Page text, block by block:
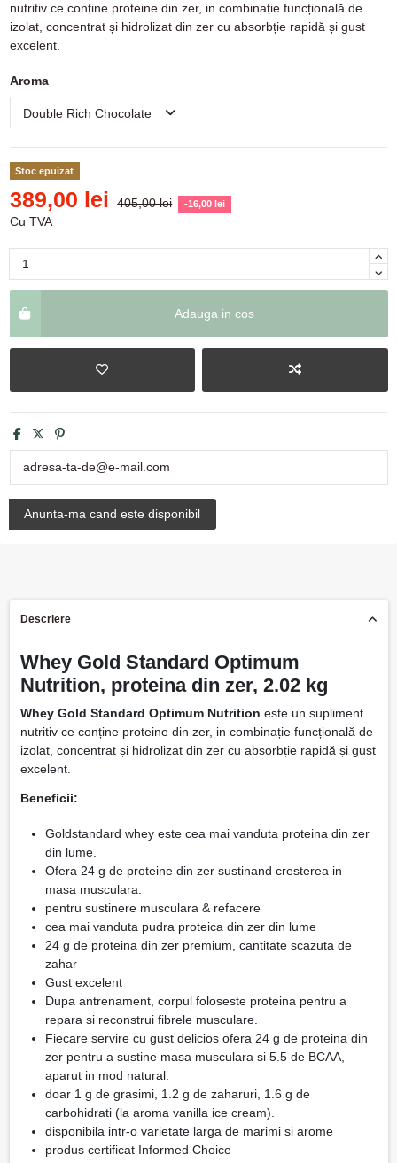
nutritiv ce conține proteine din zer, in combinație funcțională de
izolat, concentrat și hidrolizat din zer cu absorbție rapidă și gust
excelent.
Aroma
Stoc epuizat
389,00 lei 405,00 lei -16,00 lei
Cu TVA
Adauga in cos
Descriere
Whey Gold Standard Optimum
Nutrition, proteina din zer, 2.02 kg
Whey Gold Standard Optimum Nutrition este un supliment
nutritiv ce conține proteine din zer, in combinație funcțională de
izolat, concentrat și hidrolizat din zer cu absorbție rapidă și gust
excelent.
Beneficii:
Goldstandard whey este cea mai vanduta proteina din zer
din lume.
Ofera 24 g de proteine din zer sustinand cresterea in
masa musculara.
pentru sustinere musculara & refacere
cea mai vanduta pudra proteica din zer din lume
24 g de proteina din zer premium, cantitate scazuta de
zahar
Gust excelent
Dupa antrenament, corpul foloseste proteina pentru a
repara si reconstrui fibrele musculare.
Fiecare servire cu gust delicios ofera 24 g de proteina din
zer pentru a sustine masa musculara si 5.5 de BCAA,
aparut in mod natural.
doar 1 g de grasimi, 1.2 g de zaharuri, 1.6 g de
carbohidrati (la aroma vanilla ice cream).
disponibila intr-o varietate larga de marimi si arome
produs certificat Informed Choice